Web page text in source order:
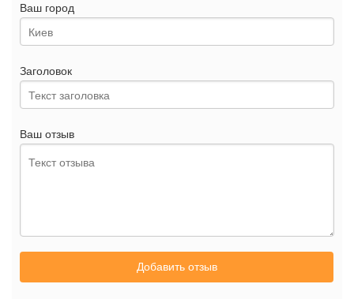
Ваш город
Заголовок
Ваш отзыв
Добавить отзыв